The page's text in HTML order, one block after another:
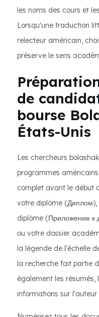
les noms des cours et
Lorsqu'une traduction
relecteur américain,
préserve le sens
de
bourse
États-Unis
Les chercheurs
programmes
complet avant le début
votre diplôme
diplôme (Приложение к
ou votre dossier
la légende de l'échelle
la recherche fait partie
également les résumés,
informations sur